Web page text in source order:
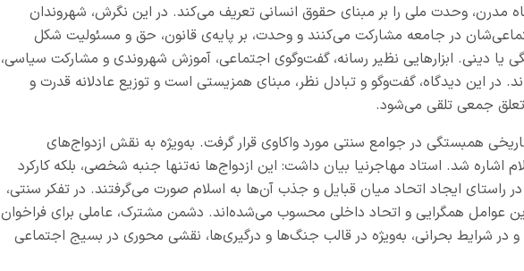
مدرن، وحدت ملی را بر مبنای حقوق انسانی تعریف می‌کند. در این نگرش، شهروندان
در جامعه مشارکت می‌کنند و وحدت، بر پایه‌ی قانون، حق و مسئولیت شکل
یا دینی. ابزارهایی نظیر رسانه، گفت‌وگوی اجتماعی، آموزش شهروندی و مشارکت سیاسی،
در این دیدگاه، گفت‌وگو و تبادل نظر، مبنای همزیستی است و توزیع عادلانه قدرت و
تعلق جمعی تلقی می‌شود.
همبستگی در جوامع سنتی مورد واکاوی قرار گرفت. به‌ویژه به نقش ازدواج‌های
اشاره شد. استاد مهاجرنیا بیان داشت: این ازدواج‌ها نه‌تنها جنبه شخصی، بلکه کارکرد
راستای ایجاد اتحاد میان قبایل و جذب آن‌ها به اسلام صورت می‌گرفتند. در تفکر سنتی،
عوامل همگرایی و اتحاد داخلی محسوب می‌شده‌اند. دشمن مشترک، عاملی برای فراخوان
شرایط بحرانی، به‌ویژه در قالب جنگ‌ها و درگیری‌ها، نقشی محوری در بسیج اجتماعی